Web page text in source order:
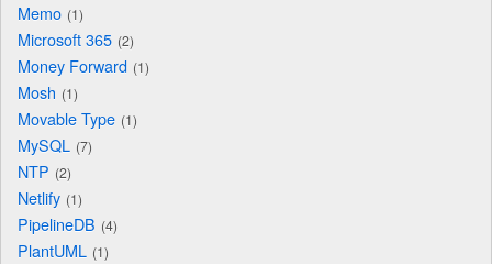
Memo 1
Microsoft 365 2
Money Forward 1
Mosh 1
Movable Type 1
MySQL 7
NTP 2
Netlify 1
PipelineDB 4
PlantUML 1